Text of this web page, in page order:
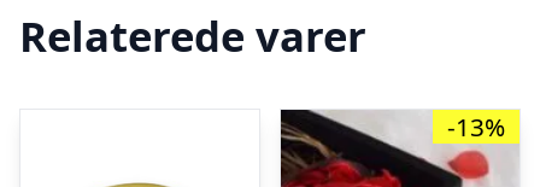
Relaterede varer
-13%